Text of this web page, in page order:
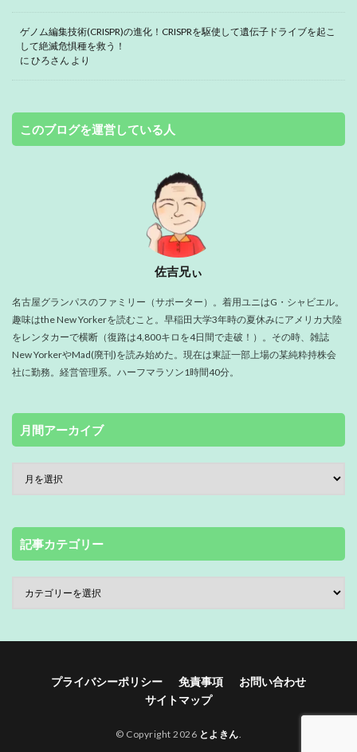
ゲノム編集技術(CRISPR)の進化！CRISPRを駆使して遺伝子ドライブを起こ
して絶滅危惧種を救う！
に ひろさん より
このブログを運営している人
佐吉兄ぃ
名古屋グランパスのファミリー（サポーター）。着用ユニはG・シャビエル。
趣味はthe New Yorkerを読むこと。早稲田大学3年時の夏休みにアメリカ大陸
をレンタカーで横断（復路は4,800キロを4日間で走破！）。その時、雑誌
New YorkerやMad(廃刊)を読み始めた。現在は東証一部上場の某純粋持株会
社に勤務。経営管理系。ハーフマラソン1時間40分。
月間アーカイブ
記事カテゴリー
プライバシーポリシー 免責事項
お問い合わせ
サイトマップ
© Copyright 2026 とよきん.